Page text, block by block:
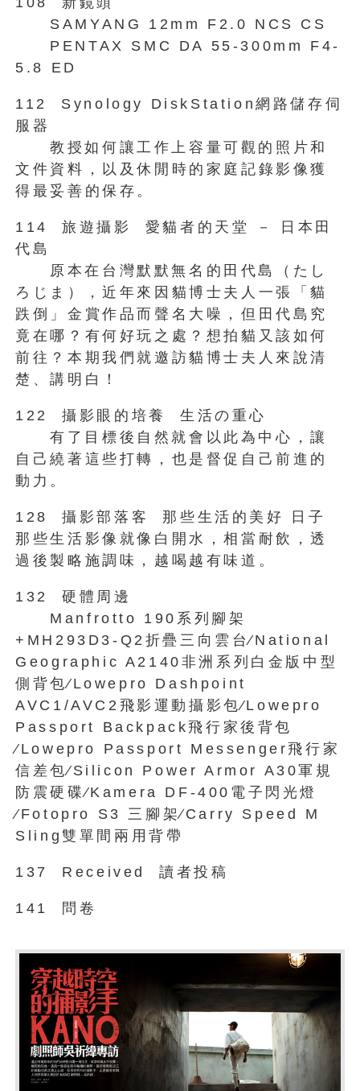
SAMYANG 12mm F2.0 NCS CS
PENTAX SMC DA 55-300mm F4-
5.8 ED
112 Synology DiskStation網路儲存伺
服器
教授如何讓工作上容量可觀的照片和
文件資料，以及休閒時的家庭記錄影像獲
得最妥善的保存。
114 旅遊攝影 愛貓者的天堂 － 日本田
代島
原本在台灣默默無名的田代島（たし
ろじま），近年來因貓博士夫人一張「貓
跌倒」金賞作品而聲名大噪，但田代島究
竟在哪？有何好玩之處？想拍貓又該如何
前往？本期我們就邀訪貓博士夫人來說清
楚、講明白！
122 攝影眼的培養 生活の重心
有了目標後自然就會以此為中心，讓
自己繞著這些打轉，也是督促自己前進的
動力。
128 攝影部落客 那些生活的美好 日子
那些生活影像就像白開水，相當耐飲，透
過後製略施調味，越喝越有味道。
132 硬體周邊
Manfrotto 190系列腳架
+MH293D3-Q2折疊三向雲台∕National
Geographic A2140非洲系列白金版中型
側背包∕Lowepro Dashpoint
AVC1/AVC2飛影運動攝影包∕Lowepro
Passport Backpack飛行家後背包
∕Lowepro Passport Messenger飛行家
信差包∕Silicon Power Armor A30軍規
防震硬碟∕Kamera DF-400電子閃光燈
∕Fotopro S3 三腳架∕Carry Speed M
Sling雙單間兩用背帶
137 Received 讀者投稿
141 問卷